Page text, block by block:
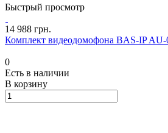
Быстрый просмотр
14 988 грн.
Комплект видеодомофона BAS-IP
0
Есть в наличии
В корзину